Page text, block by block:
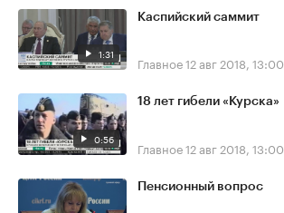
1:31
Каспийский саммит
Главное12 авг 2018, 13:00
0:56
18 лет гибели «Курска»
Главное12 авг 2018, 13:00
Пенсионный вопрос